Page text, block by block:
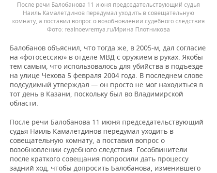
После речи Балобанова 11 июня председательствующий судья
Наиль Камалетдинов передумал уходить в совещательную
комнату, а поставил вопрос о возобновлении судебного следствия
realnoevremya.ru/Ирина Плотникова
Балобанов объяснил, что тогда же, в 2005-м, дал согласие
на «фотосессию» в отделе МВД с оружием в руках. Якобы
тем самым, что использовалось для убийства в подъезде
на улице Чехова 5 февраля 2004 года. В последнем слове
подсудимый утверждал — он просто не мог находиться в
тот день в Казани, поскольку был во Владимирской
области.
После речи Балобанова 11 июня председательствующий
судья Наиль Камалетдинов передумал уходить в
совещательную комнату, а поставил вопрос о
возобновлении судебного следствия. Гособвинители
после краткого совещания попросили дать процессу
задний ход, чтобы допросить Балобанова, изменившего